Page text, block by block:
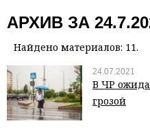
АРХИВ ЗА
Найдено материалов: 11.
24.07.2021
В ЧР
грозой